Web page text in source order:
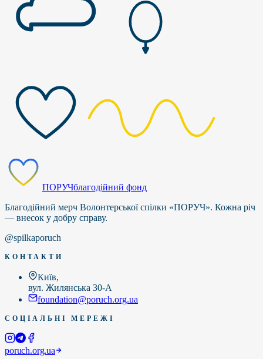
ПОРУЧблагодійний фонд
Благодійний мерч Волонтерської спілки «ПОРУЧ». Кожна річ
— внесок у добру справу.
@spilkaporuch
КОНТАКТИ
Київ,
вул. Жилянська 30-А
foundation@poruch.org.ua
СОЦІАЛЬНІ МЕРЕЖІ
poruch.org.ua